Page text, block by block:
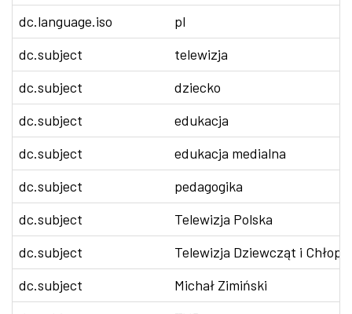
dc.language.iso
pl
dc.subject
telewizja
dc.subject
dziecko
dc.subject
edukacja
dc.subject
edukacja medialna
dc.subject
pedagogika
dc.subject
Telewizja Polska
dc.subject
Telewizja Dziewcząt i
dc.subject
Michał Zimiński